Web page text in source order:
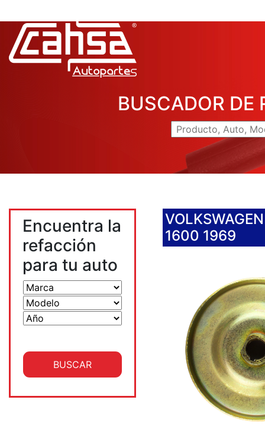
BUSCADOR DE
Encuentra la
refacción
para tu auto
VOLKSWAGEN
1600 1969